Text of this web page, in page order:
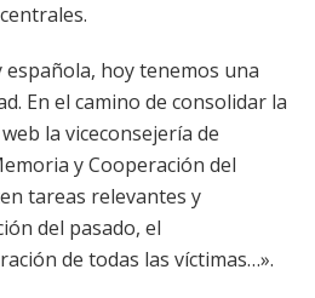
española, hoy tenemos una
En el camino de consolidar la
la viceconsejería de
y Cooperación del
tareas relevantes y
del pasado, el
de todas las víctimas…».